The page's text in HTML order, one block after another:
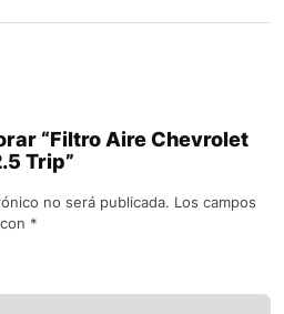
“Filtro Aire Chevrolet
Trip”
no será publicada. Los campos
*